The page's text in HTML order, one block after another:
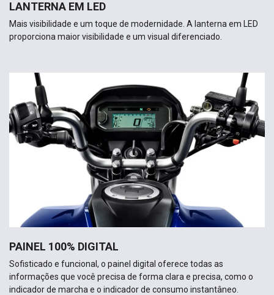
LANTERNA EM LED
Mais visibilidade e um toque de modernidade. A lanterna em LED
proporciona maior visibilidade e um visual diferenciado.
PAINEL 100% DIGITAL
Sofisticado e funcional, o painel digital oferece todas as
informações que você precisa de forma clara e precisa, como o
indicador de marcha e o indicador de consumo instantâneo.